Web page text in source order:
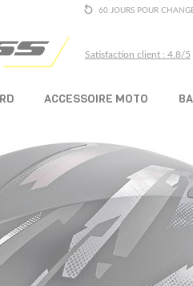
60 JOURS POUR
Satisfaction client : 4.8/5
ACCESSOIRE MOTO